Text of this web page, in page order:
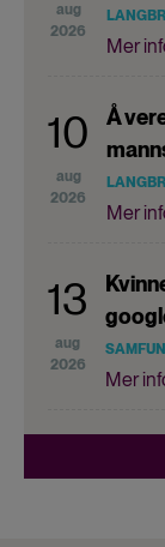
aug
2026
Mer
10
aug
2026
Å
Mer
13
aug
2026
Mer